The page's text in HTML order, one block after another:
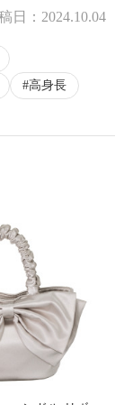
日： 2024.10.04
高身長